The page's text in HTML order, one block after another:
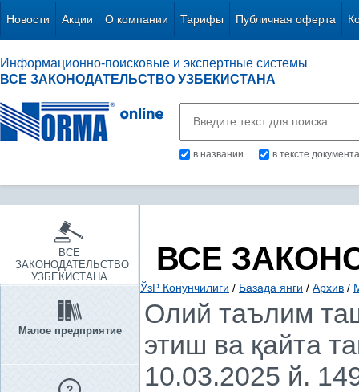
Новости Акции О компании Тарифы Публичная оферта
Информационно-поисковые и экспертные системы
ВСЕ ЗАКОНОДАТЕЛЬСТВО УЗБЕКИСТАНА
в названии в тексте документа
ВСЕ
ЗАКОНОДАТЕЛЬСТВО
УЗБЕКИСТАНА
Малое предприятие
ВСЕ
ЎзР Конунчилиги / Базада янги / Архив /
Олий таълим
этиш ва қайта
10.03.2025 й.